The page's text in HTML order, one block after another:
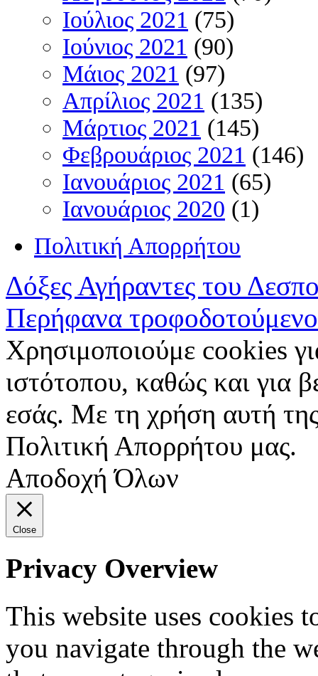
Ιούλιος 2021 (75)
Ιούνιος 2021 (90)
Μάιος 2021 (97)
Απρίλιος 2021 (135)
Μάρτιος 2021 (145)
Φεβρουάριος 2021 (146)
Ιανουάριος 2021 (65)
Ιανουάριος 2020 (1)
Πολιτική Απορρήτου
Δόξες Αγήραντες του
Περήφανα
Χρησιμοποιούμε cookies
ιστότοπου, καθώς και για
εσάς. Με τη χρήση αυτή
Πολιτική Απορρήτου μας.
Αποδοχή Όλων
Close
Privacy Overview
This website uses cookies
you navigate through the